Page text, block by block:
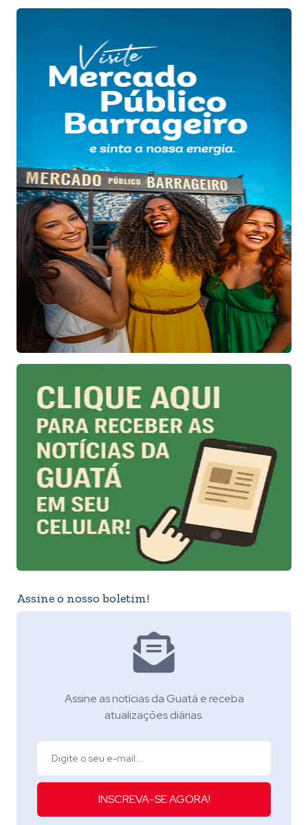
Assine o nosso boletim!
Assine as notícias da Guatá e receba
atualizações diárias.
INSCREVA-SE AGORA!